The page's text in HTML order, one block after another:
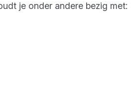
je onder andere bezig met: